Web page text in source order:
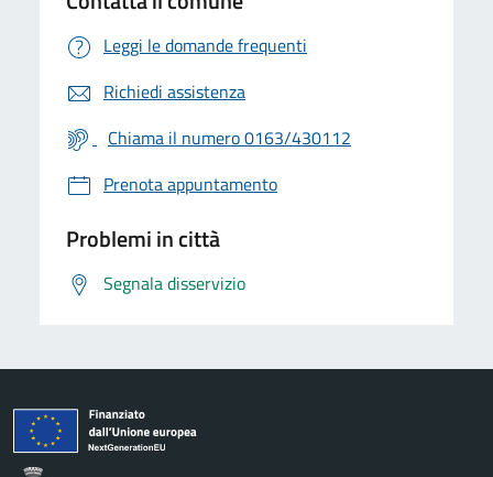
Leggi le domande frequenti
Richiedi assistenza
Chiama il numero 0163/430112
Prenota appuntamento
Problemi in città
Segnala disservizio